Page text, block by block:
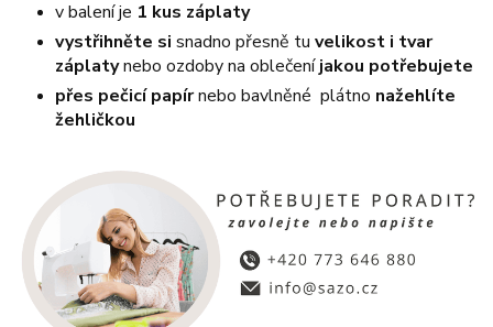
v balení je 1 kus záplaty
vystřihněte si snadno přesně tu velikost i tvar
záplatynebo ozdoby na oblečeníjakou potřebujete
přes pečicí papírnebo bavlněné plátno nažehlíte
žehličkou